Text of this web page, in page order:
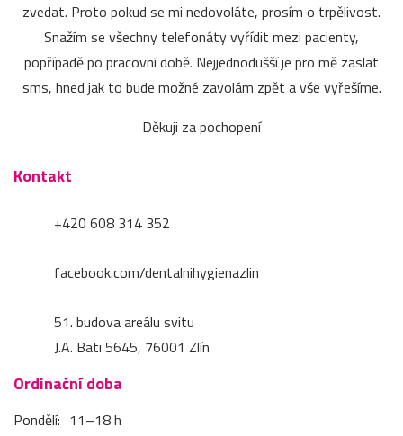
zvedat. Proto pokud se mi nedovoláte, prosím o trpělivost.
Snažím se všechny telefonáty vyřídit mezi pacienty,
popřípadě po pracovní době. Nejjednodušší je pro mě zaslat
sms, hned jak to bude možné zavolám zpět a vše vyřešíme.
Děkuji za pochopení
Kontakt
+420 608 314 352
facebook.com/dentalnihygienazlin
51. budova areálu svitu
J.A. Bati 5645, 76001 Zlín
Ordinační doba
Pondělí: 11–⁠18 h